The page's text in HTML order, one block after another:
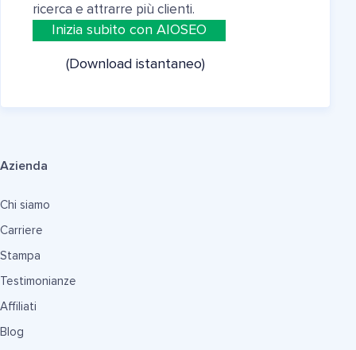
ricerca e attrarre più clienti.
Inizia subito con AIOSEO
(Download istantaneo)
Azienda
Chi siamo
Carriere
Stampa
Testimonianze
Affiliati
Blog